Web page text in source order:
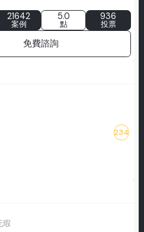
21642
案例
5.0
點
936
投票
免費諮詢
234
瑕